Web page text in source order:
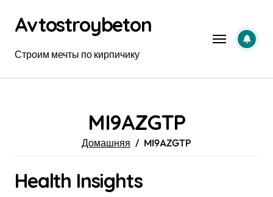
содержанию
Avtostroybeton
Строим мечты по кирпичику
MI9AZGTP
Домашняя MI9AZGTP
Health Insights